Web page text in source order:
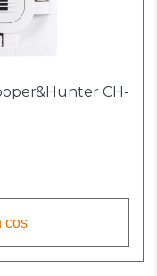
CH-
coș